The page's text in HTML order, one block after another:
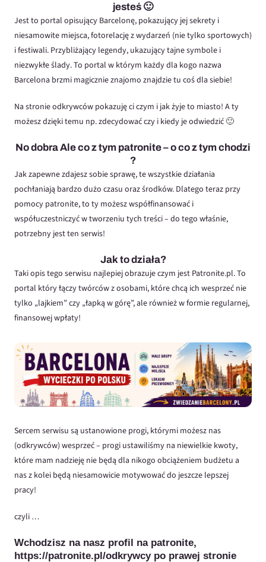
jesteś 🙂
Jest to portal opisujący Barcelonę, pokazujący jej sekrety i
niesamowite miejsca, fotorelację z wydarzeń (nie tylko sportowych)
i festiwali. Przybliżający legendy, ukazujący tajne symbole i
niezwykłe ślady. To portal w którym każdy dla kogo nazwa
Barcelona brzmi magicznie znajomo znajdzie tu coś dla siebie!
Na stronie odkrywców pokazuję ci czym i jak żyje to miasto! A ty
możesz dzięki temu np. zdecydować czy i kiedy je odwiedzić 🙂
No dobra Ale co z tym patronite – o co z tym chodzi
?
Jak zapewne zdajesz sobie sprawę, te wszystkie działania
pochłaniają bardzo dużo czasu oraz środków. Dlatego teraz przy
pomocy patronite, to ty możesz współfinansować i
współuczestniczyć w tworzeniu tych treści – do tego właśnie,
potrzebny jest ten serwis!
Jak to działa?
Taki opis tego serwisu najlepiej obrazuje czym jest Patronite.pl. To
portal który łączy twórców z osobami, które chcą ich wesprzeć nie
tylko „lajkiem” czy „łapką w górę”, ale również w formie regularnej,
finansowej wpłaty!
Sercem serwisu są ustanowione progi, którymi możesz nas
(odkrywców) wesprzeć – progi ustawiliśmy na niewielkie kwoty,
które mam nadzieję nie będą dla nikogo obciążeniem budżetu a
nas z kolei będą niesamowicie motywować do jeszcze lepszej
pracy!
czyli …
Wchodzisz na nasz profil na patronite,
https://patronite.pl/odkrywcypo prawej stronie